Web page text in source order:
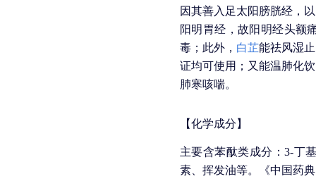
因其善入足太阳膀胱经，
阳明胃经，故阳明经头额
毒；此外， 白芷能祛风湿
证均可使用；又能温肺化
肺寒咳喘。
【化学成分】
主要含苯酞类成分：3-丁
素、挥发油等。《中国药